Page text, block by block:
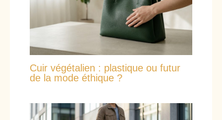
Cuir végétalien : plastique ou futur
de la mode éthique ?